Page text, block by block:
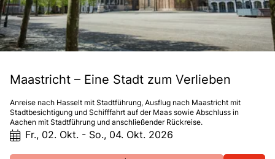
Maastricht – Eine Stadt zum Verlieben
Anreise nach Hasselt mit Stadtführung, Ausflug nach Maastricht mit
Stadtbesichtigung und Schifffahrt auf der Maas sowie Abschluss in
Aachen mit Stadtführung und anschließender Rückreise.
Fr., 02. Okt. - So., 04. Okt. 2026